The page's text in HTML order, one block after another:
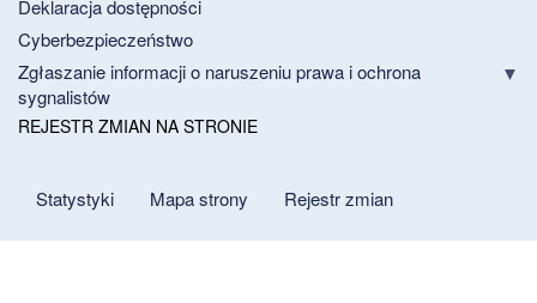
Deklaracja dostępności
Cyberbezpieczeństwo
Zgłaszanie informacji o naruszeniu prawa i ochrona
sygnalistów
REJESTR ZMIAN NA STRONIE
Statystyki Mapa strony Rejestr zmian